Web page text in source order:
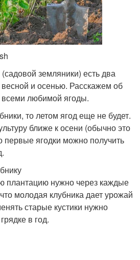
земляники) есть два
и осенью. Расскажем об
всеми любимой ягоды.
то летом ягод еще не будет.
ближе к осени (обычно это
первые ягодки можно получить
плантацию нужно через каждые
молодая клубника дает урожай
старые кустики нужно
в год.